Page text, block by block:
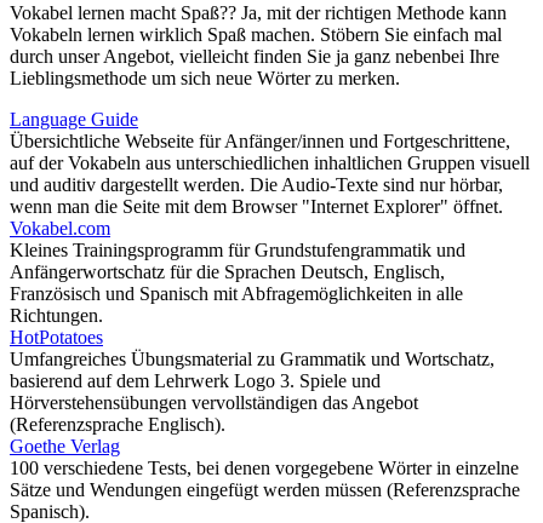
Vokabel lernen macht Spaß?? Ja, mit der richtigen Methode kann
Vokabeln lernen wirklich Spaß machen. Stöbern Sie einfach mal
durch unser Angebot, vielleicht finden Sie ja ganz nebenbei Ihre
Lieblingsmethode um sich neue Wörter zu merken.
Language Guide
Übersichtliche Webseite für Anfänger/innen und Fortgeschrittene,
auf der Vokabeln aus unterschiedlichen inhaltlichen Gruppen visuell
und auditiv dargestellt werden. Die Audio-Texte sind nur hörbar,
wenn man die Seite mit dem Browser "Internet Explorer" öffnet.
Vokabel.com
Kleines Trainingsprogramm für Grundstufengrammatik und
Anfängerwortschatz für die Sprachen Deutsch, Englisch,
Französisch und Spanisch mit Abfragemöglichkeiten in alle
Richtungen.
HotPotatoes
Umfangreiches Übungsmaterial zu Grammatik und Wortschatz,
basierend auf dem Lehrwerk Logo 3. Spiele und
Hörverstehensübungen vervollständigen das Angebot
(Referenzsprache Englisch).
Goethe Verlag
100 verschiedene Tests, bei denen vorgegebene Wörter in einzelne
Sätze und Wendungen eingefügt werden müssen (Referenzsprache
Spanisch).